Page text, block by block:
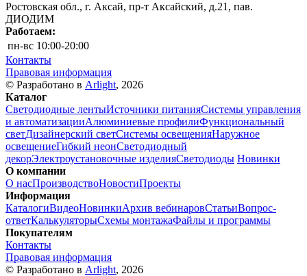
Ростовская обл., г. Аксай, пр-т Аксайский, д.21, пав.
ДИОДИМ
Работаем:
пн-вс 10:00-20:00
Контакты
Правовая информация
© Разработано в Arlight, 2026
Каталог
Светодиодные лентыИсточники питанияСистемы управления
и автоматизацииАлюминиевые профилиФункциональный
светДизайнерский светСистемы освещенияНаружное
освещениеГибкий неонСветодиодный
декорЭлектроустановочные изделияСветодиоды Новинки
О компании
О насПроизводствоНовостиПроекты
Информация
КаталогиВидеоНовинкиАрхив вебинаровСтатьиВопрос-
ответКалькуляторыСхемы монтажаФайлы и программы
Покупателям
Контакты
Правовая информация
© Разработано в Arlight, 2026